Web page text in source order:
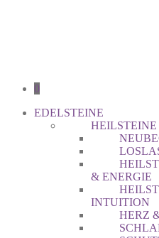
0
EDELSTEINE
& ENERGIE
INTUITION
HERZ